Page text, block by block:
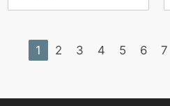
1 2 3 4 5 6 7